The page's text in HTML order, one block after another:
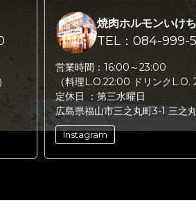
焼肉ホルモンいけ
TEL：084-999-
営業時間： 16:00～23:00
（料理L.O.22:00 ドリンクL.O.
定休日 ： 第三水曜日
広島県福山市三之丸町3-1 三之
Instagram